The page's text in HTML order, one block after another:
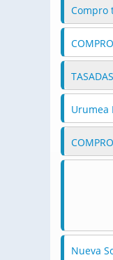
Compro
Urumea
Nueva